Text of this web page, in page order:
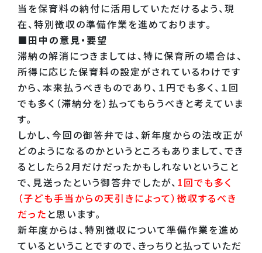
当を保育料の納付に活用していただけるよう、現
在、特別徴収の準備作業を進めております。
■田中の意見・要望
滞納の解消につきましては、特に保育所の場合は、
所得に応じた保育料の設定がされているわけです
から、本来払うべきものであり、１円でも多く、１回
でも多く（滞納分を）払ってもらうべきと考えていま
す。
しかし、今回の御答弁では、新年度からの法改正が
どのようになるのかというところもありまして、でき
るとしたら2月だけだったかもしれないということ
で、見送ったという御答弁でしたが、 1回でも多く
（子ども手当からの天引きによって）徴収するべき
だった と思います。
新年度からは、特別徴収について準備作業を進め
ているということですので、きっちりと払っていただ